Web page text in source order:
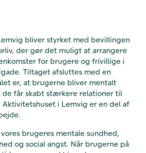
bliver styrket med bevillingen
der gør det muligt at arrangere
for brugere og frivillige i
Tiltaget afsluttes med en
er, at brugerne bliver mentalt
de får skabt stærkere relationer til
Aktivitetshuset i Lemvig er en del af
brugeres mentale sundhed,
og social angst. Når brugerne på